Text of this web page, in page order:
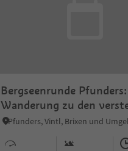
Bergseenrunde Pfunders:
Wanderung zu den
Juwelen der Alpen
Pfunders, Vintl, Brixen und